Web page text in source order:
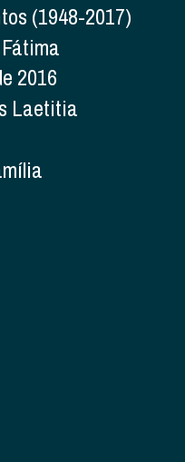
(1948-2017)
2016
Laetitia